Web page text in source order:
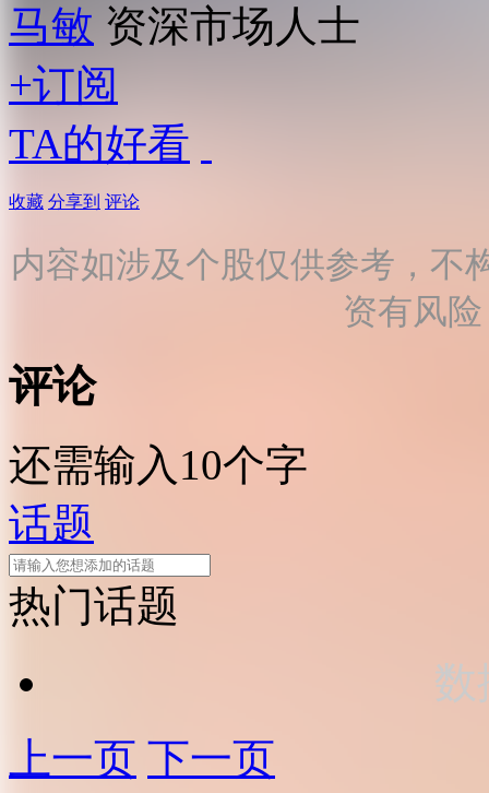
马敏 资深市场人士
+订阅
TA的好看
收藏 分享到 评论
内容如涉及个股仅供参考，不
资有风
评论
还需输入10个字
话题
热门话题
数
上一页 下一页